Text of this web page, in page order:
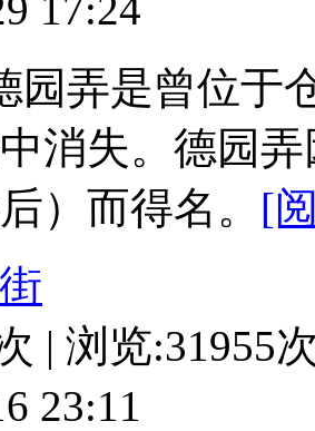
园弄是曾位于
消失。德园
）而得名。 [
| 浏览:31955
23:11